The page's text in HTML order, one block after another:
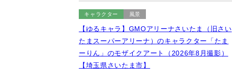
キャラクター 風景
【ゆるキャラ】GMOアリーナさいたま（旧さい
たまスーパーアリーナ）のキャラクター「たま
ーりん」のモザイクアート（2026年8月撮影）
【埼玉県さいたま市】